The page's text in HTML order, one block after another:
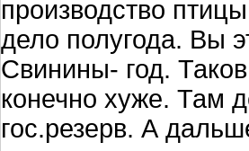
производство
дело полугода. Вы
Свинины- год.
конечно хуже. Там
гос.резерв. А